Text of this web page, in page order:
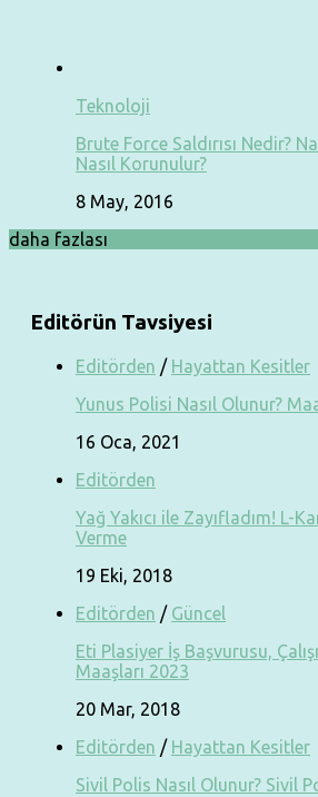
Teknoloji
Brute Force Saldırısı Nedir?
Nasıl Korunulur?
8 May, 2016
daha fazlası
Editörün Tavsiyesi
Editörden / Hayattan Kesitler
Yunus Polisi Nasıl Olunur?
16 Oca, 2021
Editörden
Yağ Yakıcı ile Zayıfladım! L-
Verme
19 Eki, 2018
Editörden / Güncel
Eti Plasiyer İş Başvurusu,
Maaşları 2023
20 Mar, 2018
Editörden / Hayattan Kesitler
Sivil Polis Nasıl Olunur? Sivil